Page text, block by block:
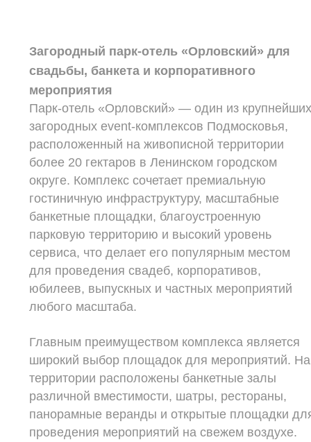
Загородный парк-отель «Орловский» для
свадьбы, банкета и корпоративного
мероприятия
Парк-отель «Орловский» — один из
загородных event-комплексов Подмосковья,
расположенный на живописной территории
более 20 гектаров в Ленинском городском
округе. Комплекс сочетает премиальную
гостиничную инфраструктуру, масштабные
банкетные площадки, благоустроенную
парковую территорию и высокий уровень
сервиса, что делает его популярным местом
для проведения свадеб, корпоративов,
юбилеев, выпускных и частных мероприятий
любого масштаба.
Главным преимуществом комплекса является
широкий выбор площадок для мероприятий. На
территории расположены банкетные залы
различной вместимости, шатры, рестораны,
панорамные веранды и открытые площадки
проведения мероприятий на свежем воздухе.